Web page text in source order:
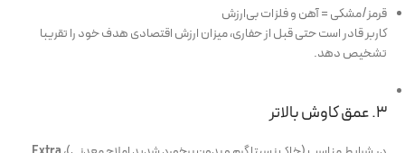
قرمز/مشکی = آهن و فلزات بی‌ارزش
کاربر قادر است حتی قبل از حفاری، میزان ارزش اقتصادی هدف خود را تقریبا
تشخیص دهد.
۳. عمق کاوش بالاتر